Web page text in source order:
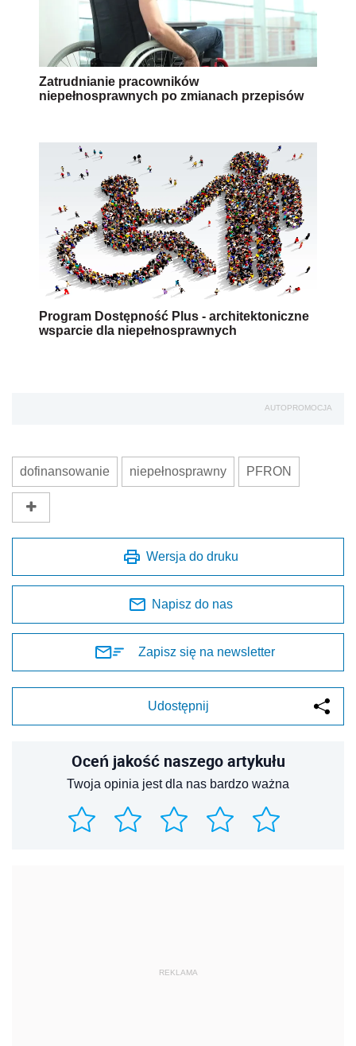
Zatrudnianie pracowników
niepełnosprawnych po zmianach przepisów
Program Dostępność Plus - architektoniczne
wsparcie dla niepełnosprawnych
AUTOPROMOCJA
dofinansowanie niepełnosprawny PFRON
Wersja do druku
Napisz do nas
Zapisz się na newsletter
Udostępnij
Oceń jakość naszego artykułu
Twoja opinia jest dla nas bardzo ważna
REKLAMA